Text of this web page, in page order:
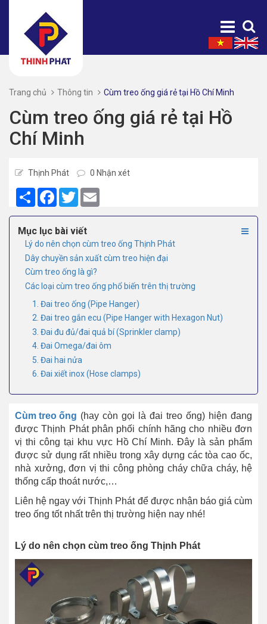
Trang chủ Thông tin Cùm treo ống giá rẻ tại Hồ Chí Minh
Cùm treo ống giá rẻ tại Hồ
Chí Minh
Thịnh Phát 0 Nhận xét
Share Facebook
Twitter
Mục lục bài viết
Lý do nên chọn cùm treo ống Thịnh Phát
Dây chuyền sản xuất cùm treo hiện đại
Cùm treo ống là gì?
Các loại cùm treo ống phổ biến trên thị trường
1. Đai treo ống (Pipe Hanger)
2. Đai treo gắn ecu (Pipe Hanger with Hexagon Nut)
3. Đai đu đủ/đai quả bí (Sprinkler clamp)
4. Đai Omega/đai ôm
5. Đai hai nửa
6. Đai xiết inox (Hose clamps)
Cùm treo ống (hay còn gọi là đai treo ống) hiện đang
được Thịnh Phát phân phối chính hãng cho nhiều đơn
vị thi công tại khu vực Hồ Chí Minh. Đây là sản phẩm
được sử dụng rất nhiều trong xây dựng các tòa cao ốc,
nhà xưởng, đơn vị thi công phòng cháy chữa cháy, hệ
thống cấp thoát nước,…
Liên hệ ngay với Thịnh Phát để được nhận báo giá cùm
treo ống tốt nhất trên thị trường hiện nay nhé!
Lý do nên chọn cùm treo ống Thịnh Phát